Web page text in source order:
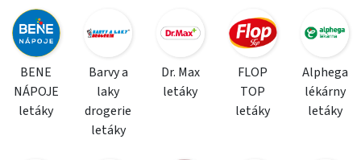
BENE
NÁPOJE
letáky
Barvy a
laky
drogerie
letáky
Dr. Max
letáky
FLOP
TOP
letáky
Alphega
lékárny
letáky